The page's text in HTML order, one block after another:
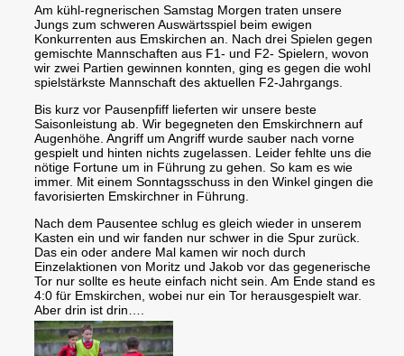
Am kühl-regnerischen Samstag Morgen traten unsere
Jungs zum schweren Auswärtsspiel beim ewigen
Konkurrenten aus Emskirchen an. Nach drei Spielen gegen
gemischte Mannschaften aus F1- und F2- Spielern, wovon
wir zwei Partien gewinnen konnten, ging es gegen die wohl
spielstärkste Mannschaft des aktuellen F2-Jahrgangs.
Bis kurz vor Pausenpfiff lieferten wir unsere beste
Saisonleistung ab. Wir begegneten den Emskirchnern auf
Augenhöhe. Angriff um Angriff wurde sauber nach vorne
gespielt und hinten nichts zugelassen. Leider fehlte uns die
nötige Fortune um in Führung zu gehen. So kam es wie
immer. Mit einem Sonntagsschuss in den Winkel gingen die
favorisierten Emskirchner in Führung.
Nach dem Pausentee schlug es gleich wieder in unserem
Kasten ein und wir fanden nur schwer in die Spur zurück.
Das ein oder andere Mal kamen wir noch durch
Einzelaktionen von Moritz und Jakob vor das gegenerische
Tor nur sollte es heute einfach nicht sein. Am Ende stand es
4:0 für Emskirchen, wobei nur ein Tor herausgespielt war.
Aber drin ist drin….